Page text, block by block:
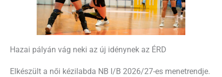
Hazai pályán vág neki az új idénynek az ÉRD
Elkészült a női kézilabda NB I/B 2026/27-es menetrendje.